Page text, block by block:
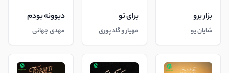
بزار برو
شایان یو
برای تو
مهیار و گاد پوری
دیوونه بودم
مهدی جهانی